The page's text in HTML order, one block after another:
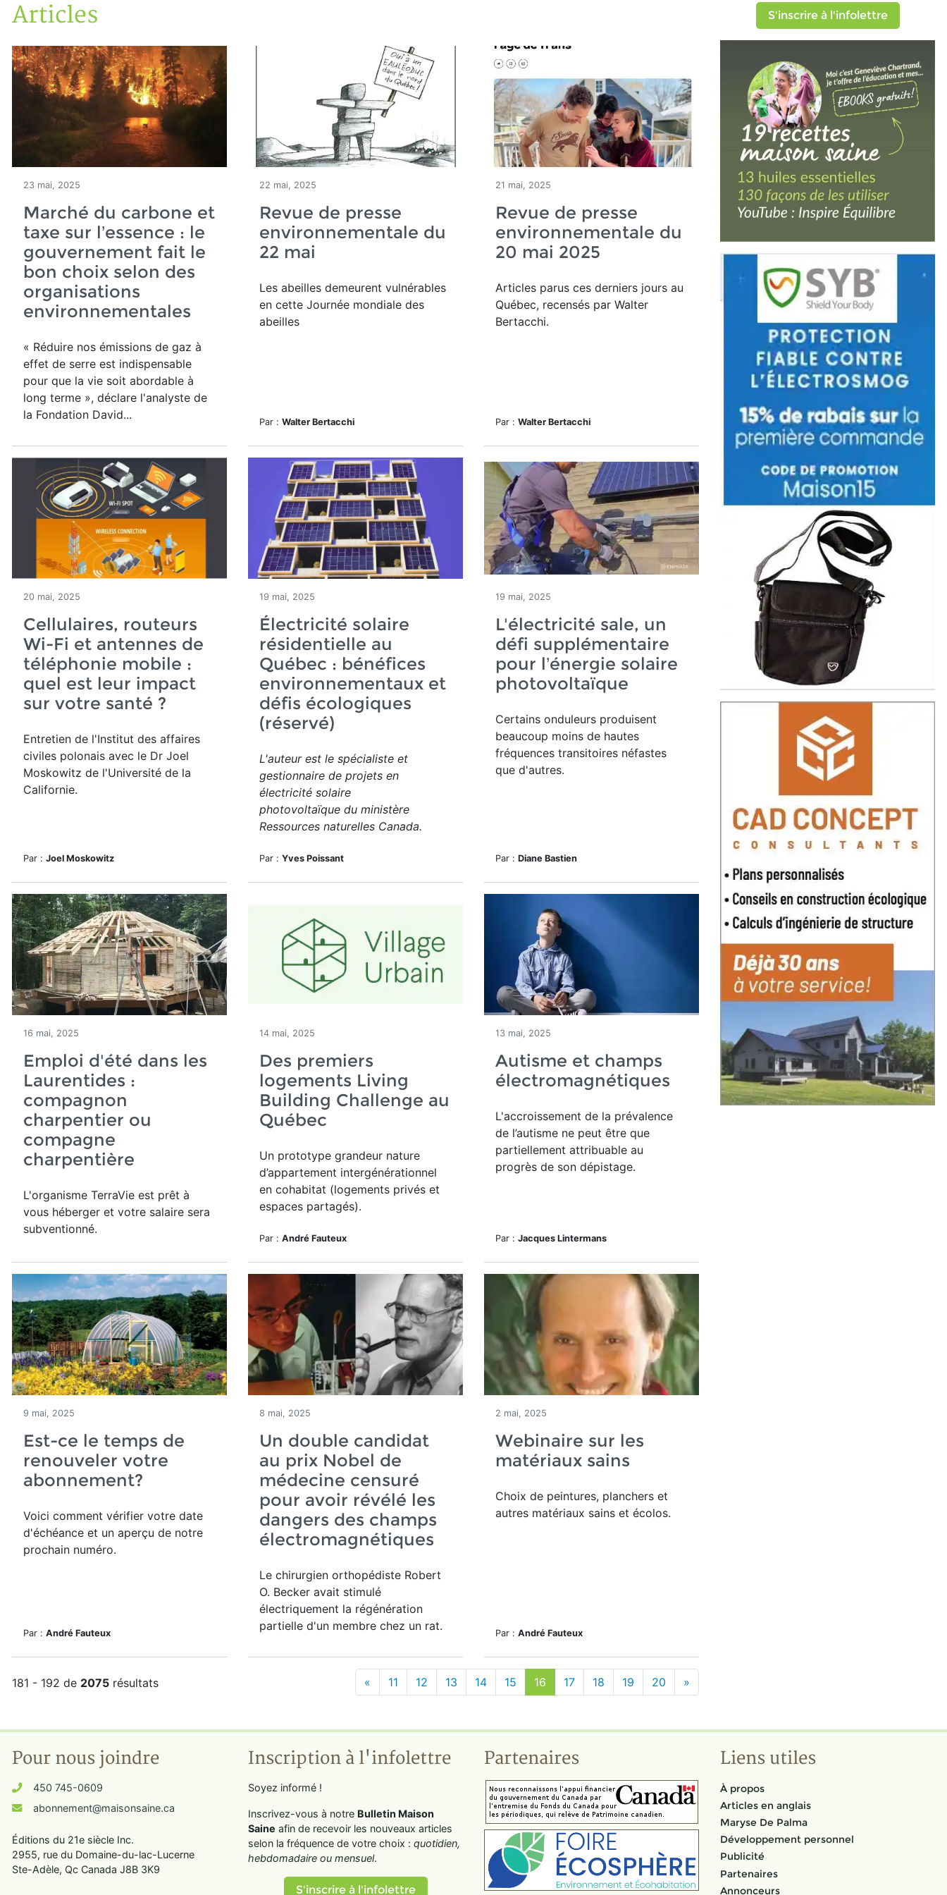
Accueil
Articles
Articles
23 mai, 2025
Marché du carbone et
taxe sur l’essence : le
gouvernement fait le
bon choix selon des
organisations
environnementales
« Réduire nos émissions de gaz à
effet de serre est indispensable
pour que la vie soit abordable à
long terme », déclare l'analyste de
la Fondation David...
22 mai, 2025
Revue de presse
environnementale du
22 mai
Les abeilles demeurent vulnérables
en cette Journée mondiale des
abeilles
Par : Walter Bertacchi
21 mai, 2025
Revue de presse
environnementale du
20 mai 2025
Articles parus ces derniers jours au
Québec, recensés par Walter
Bertacchi.
Par : Walter Bertacchi
20 mai, 2025
Cellulaires, routeurs
Wi-Fi et antennes de
téléphonie mobile :
quel est leur impact
sur votre santé ?
Entretien de l'Institut des affaires
civiles polonais avec le Dr Joel
Moskowitz de l'Université de la
Californie.
Par : Joel Moskowitz
19 mai, 2025
Électricité solaire
résidentielle au
Québec : bénéfices
environnementaux et
défis écologiques
(réservé)
L'auteur est le spécialiste et
gestionnaire de projets en
électricité solaire
photovoltaïque du ministère
Ressources naturelles Canada.
Par : Yves Poissant
19 mai, 2025
L'électricité sale, un
défi supplémentaire
pour l’énergie solaire
photovoltaïque
Certains onduleurs produisent
beaucoup moins de hautes
fréquences transitoires néfastes
que d'autres.
Par : Diane Bastien
16 mai, 2025
Emploi d'été dans les
Laurentides :
compagnon
charpentier ou
compagne
charpentière
L'organisme TerraVie est prêt à
vous héberger et votre salaire sera
subventionné.
14 mai, 2025
Des premiers
logements Living
Building Challenge au
Québec
Un prototype grandeur nature
d’appartement intergénérationnel
en cohabitat (logements privés et
espaces partagés).
Par : André Fauteux
13 mai, 2025
Autisme et champs
électromagnétiques
L'accroissement de la prévalence
de l’autisme ne peut être que
partiellement attribuable au
progrès de son dépistage.
Par : Jacques Lintermans
9 mai, 2025
Est-ce le temps de
renouveler votre
abonnement?
Voici comment vérifier votre date
d'échéance et un aperçu de notre
prochain numéro.
Par : André Fauteux
8 mai, 2025
Un double candidat
au prix Nobel de
médecine censuré
pour avoir révélé les
dangers des champs
électromagnétiques
Le chirurgien orthopédiste Robert
O. Becker avait stimulé
électriquement la régénération
partielle d'un membre chez un rat.
2 mai, 2025
Webinaire sur les
matériaux sains
Choix de peintures, planchers et
autres matériaux sains et écolos.
Par : André Fauteux
181 - 192 de 2075 résultats « 11 12 13 14 15 16 17 18 19 20 »
S'inscrire à l'infolettre
Pour nous joindre
450 745-0609
abonnement@maisonsaine.ca
Éditions du 21e siècle Inc.
2955, rue du Domaine-du-lac-Lucerne
Ste-Adèle, Qc Canada J8B 3K9
Inscription à l'infolettre
Soyez informé !
Inscrivez-vous à notre Bulletin Maison
Saine afin de recevoir les nouveaux articles
selon la fréquence de votre choix : quotidien,
hebdomadaire ou mensuel.
S'inscrire à l'infolettre
Partenaires Liens utiles
À propos
Articles en anglais
Maryse De Palma
Développement personnel
Publicité
Partenaires
Annonceurs